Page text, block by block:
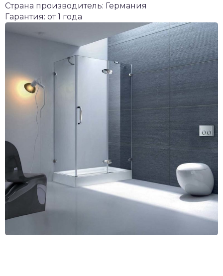
Страна производитель: Германия
Гарантия: от 1 года